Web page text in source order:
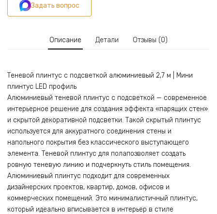
для
пола
светодиодной
матовый,
1
шт
Задать вопрос
Описание Детали Отзывы (0)
Теневой плинтус с подсветкой алюминиевый 2,7 м | Мини
плинтус LED профиль
Алюминиевый теневой плинтус с подсветкой — современное
интерьерное решение для создания эффекта «парящих стен»
и скрытой декоративной подсветки. Такой скрытый плинтус
используется для аккуратного соединения стены и
напольного покрытия без классического выступающего
элемента. Теневой плинтус для полапозволяет создать
ровную теневую линию и подчеркнуть стиль помещения.
Алюминиевый плинтус подходит для современных
дизайнерских проектов, квартир, домов, офисов и
коммерческих помещений. Это минималистичный плинтус,
который идеально вписывается в интерьер в стиле